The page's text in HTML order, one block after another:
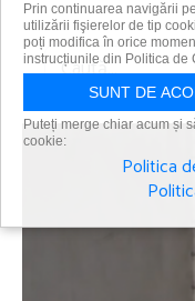
Caută
Prin continuarea navigării
utilizării fişierelor de tip
poți modifica în orice
instrucțiunile din Politica de
SUNT DE
Puteți merge chiar acum și
cookie:
Politica